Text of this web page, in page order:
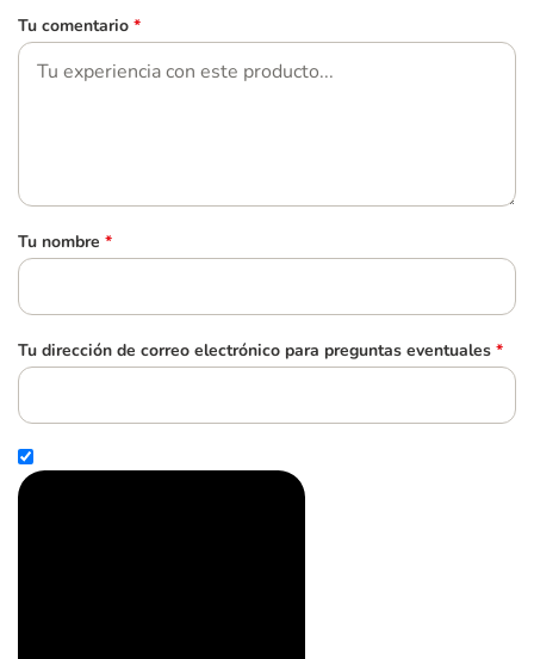
Tu comentario *
Tu nombre *
Tu dirección de correo electrónico para preguntas eventuales *